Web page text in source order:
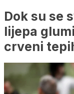
Dok su se
lijepa
crveni